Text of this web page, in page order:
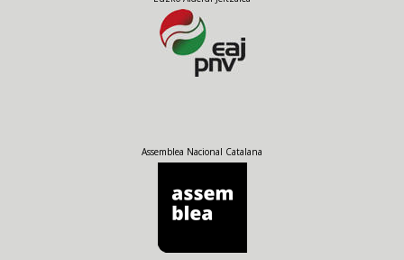
Assemblea Nacional Catalana